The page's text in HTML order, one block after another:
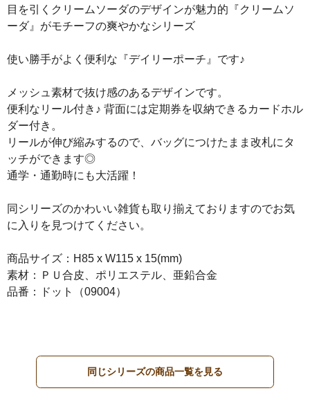
目を引くクリームソーダのデザインが魅力的『クリームソ
ーダ』がモチーフの爽やかなシリーズ
使い勝手がよく便利な『デイリーポーチ』です♪
メッシュ素材で抜け感のあるデザインです。
便利なリール付き♪ 背面には定期券を収納できるカードホル
ダー付き。
リールが伸び縮みするので、バッグにつけたまま改札にタ
ッチができます◎
通学・通勤時にも大活躍！
同シリーズのかわいい雑貨も取り揃えておりますのでお気
に入りを見つけてください。
商品サイズ：H85 x W115 x 15(mm)
素材：ＰＵ合皮、ポリエステル、亜鉛合金
品番：ドット（09004）
同じシリーズの商品一覧を見る